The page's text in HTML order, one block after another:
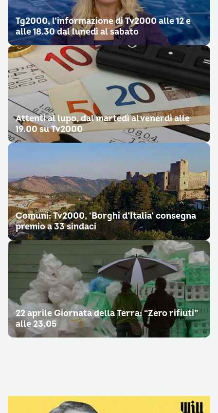
Tg2000, l’informazione di Tv2000 alle 12 e
alle 18.30 dal lunedì al sabato
Attenti al lupo, dal martedì al venerdì alle
19.00 su Tv2000
Comuni: Tv2000, ‘Borghi d’Italia’ consegna
premio a 33 sindaci
22 aprile Giornata della Terra: “Zero rifiuti”
alle 23.05